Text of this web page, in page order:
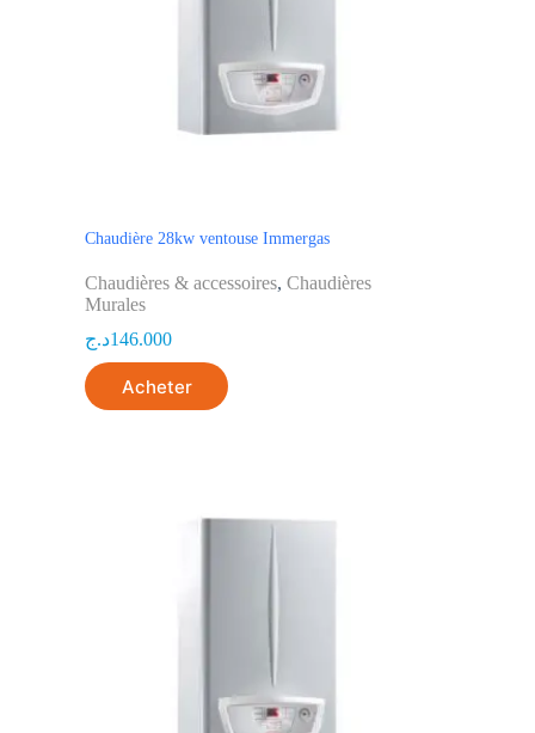
Chaudière 28kw ventouse Immergas
Chaudières & accessoires, Chaudières
Murales
146.000د.ج
Acheter